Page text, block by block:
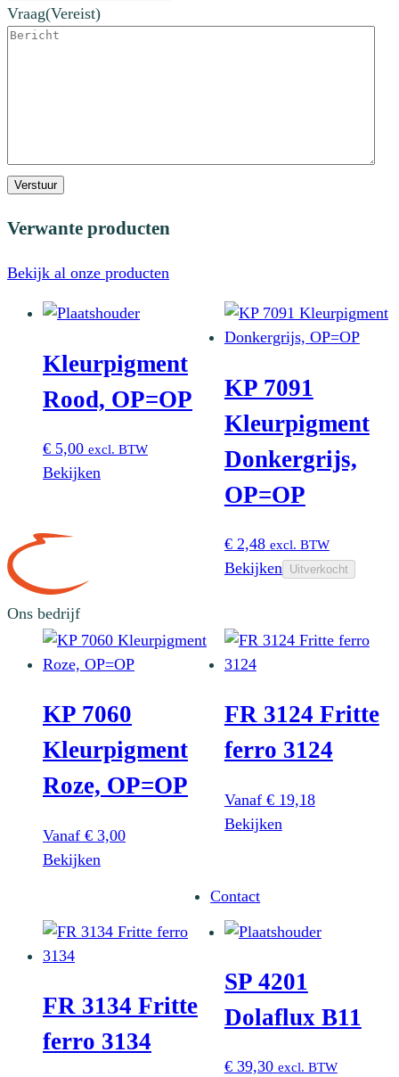
Vraag(Vereist)
Verstuur
Verwante producten
Bekijk al onze producten
Kleurpigment
Rood, OP=OP
€ 5,00 excl. BTW
Bekijken
KP 7091
Kleurpigment
Donkergrijs,
OP=OP
€2,48 excl. BTW
Bekijken Uitverkocht
KP 7060
Kleurpigment
Roze, OP=OP
Vanaf € 3,00
Bekijken
meerdere
optie
gekozen
FR 3124 Fritte
ferro 3124
Vanaf €19,18
BekijkenDit
Deze
kan
gekozen
op
FR 3134 Fritte
ferro 3134
SP 4201
Dolaflux B11
€39,30 excl. BTW
Ons bedrijf
Contact